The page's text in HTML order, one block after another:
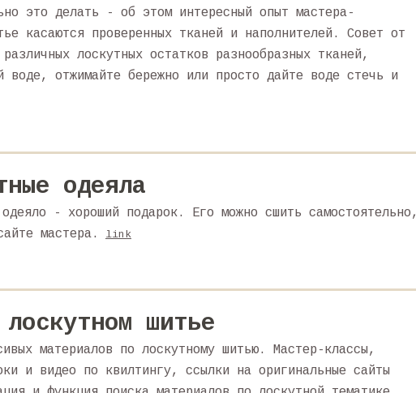
это делать - об этом интересный опыт мастера-
касаются проверенных тканей и наполнителей. Совет от
лоскутных остатков разнообразных тканей,
воде, отжимайте бережно или просто дайте воде стечь и
одеяла
одеяло - хороший подарок. Его можно сшить самостоятельно,
мастера.
link
шитье
материалов по лоскутному шитью. Мастер-классы,
и видео по квилтингу, ссылки на оригинальные сайты